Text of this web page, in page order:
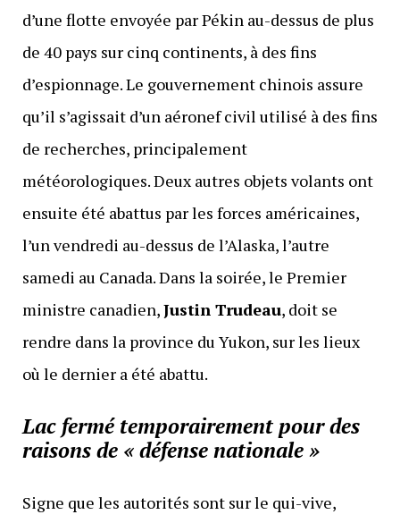
d’une flotte envoyée par Pékin au-dessus de plus
de 40 pays sur cinq continents, à des fins
d’espionnage. Le gouvernement chinois assure
qu’il s’agissait d’un aéronef civil utilisé à des fins
de recherches, principalement
météorologiques. Deux autres objets volants ont
ensuite été abattus par les forces américaines,
l’un vendredi au-dessus de l’Alaska, l’autre
samedi au Canada. Dans la soirée, le Premier
ministre canadien,Justin Trudeau, doit se
rendre dans la province du Yukon, sur les lieux
où le dernier a été abattu.
Lac fermé temporairement pour des
raisons de « défense nationale »
Signe que les autorités sont sur le qui-vive,